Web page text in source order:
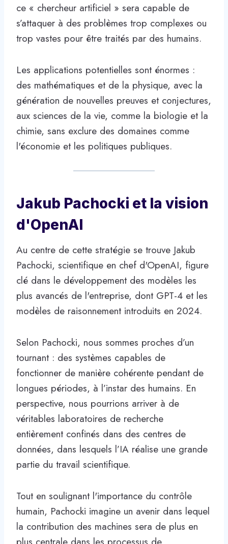
ce « chercheur artificiel » sera capable de
s’attaquer à des problèmes trop complexes ou
trop vastes pour être traités par des humains.
Les applications potentielles sont énormes :
des mathématiques et de la physique, avec la
génération de nouvelles preuves et conjectures,
aux sciences de la vie, comme la biologie et la
chimie, sans exclure des domaines comme
l'économie et les politiques publiques.
Jakub Pachocki et la vision
d'OpenAI
Au centre de cette stratégie se trouve Jakub
Pachocki, scientifique en chef d'OpenAI, figure
clé dans le développement des modèles les
plus avancés de l'entreprise, dont GPT-4 et les
modèles de raisonnement introduits en 2024.
Selon Pachocki, nous sommes proches d’un
tournant : des systèmes capables de
fonctionner de manière cohérente pendant de
longues périodes, à l’instar des humains. En
perspective, nous pourrions arriver à de
véritables laboratoires de recherche
entièrement confinés dans des centres de
données, dans lesquels l’IA réalise une grande
partie du travail scientifique.
Tout en soulignant l'importance du contrôle
humain, Pachocki imagine un avenir dans lequel
la contribution des machines sera de plus en